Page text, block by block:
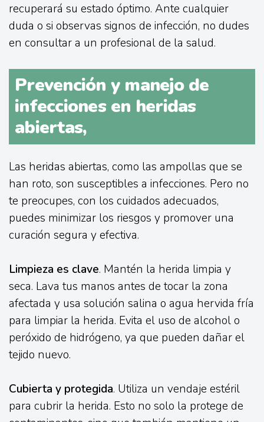
recuperará su estado óptimo. Ante cualquier
duda o si observas signos de infección, no dudes
en consultar a un profesional de la salud.
Prevención y manejo de
infecciones en heridas
abiertas,
Las heridas abiertas, como las ampollas que se
han roto, son susceptibles a infecciones. Pero no
te preocupes, con los cuidados adecuados,
puedes minimizar los riesgos y promover una
curación segura y efectiva.
Limpieza es clave. Mantén la herida limpia y
seca. Lava tus manos antes de tocar la zona
afectada y usa solución salina o agua hervida fría
para limpiar la herida. Evita el uso de alcohol o
peróxido de hidrógeno, ya que pueden dañar el
tejido nuevo.
Cubierta y protegida. Utiliza un vendaje estéril
para cubrir la herida. Esto no solo la protege de